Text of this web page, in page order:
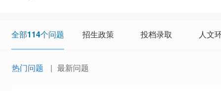
全部114个问题 招生政策 投档录取 人文
热门问题 最新问题